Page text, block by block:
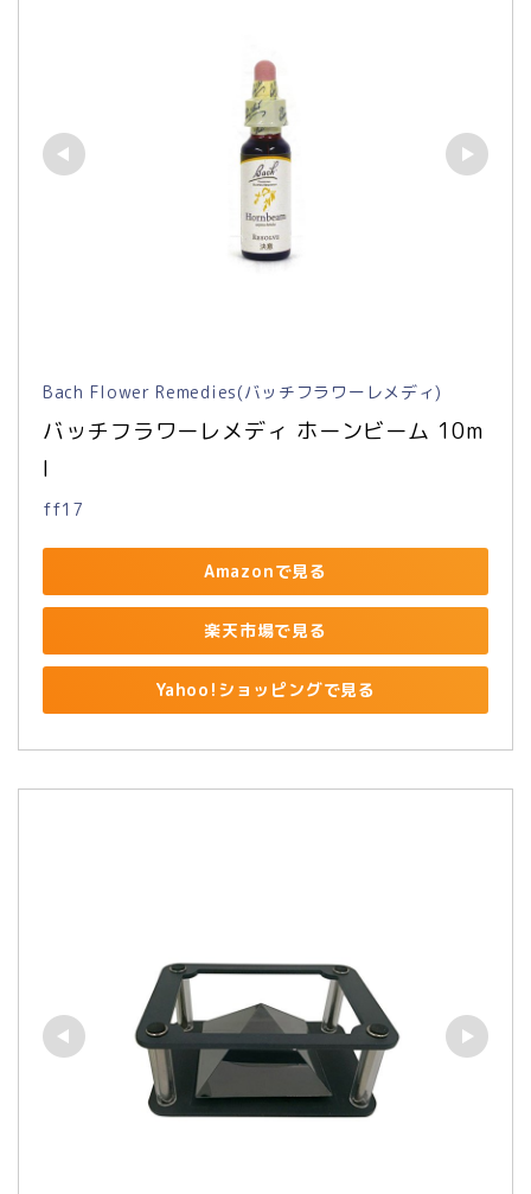
Bach Flower Remedies(バッチフラワーレメディ)
バッチフラワーレメディ ホーンビーム 10m
l
ff17
Amazonで見る
楽天市場で見る
Yahoo!ショッピングで見る